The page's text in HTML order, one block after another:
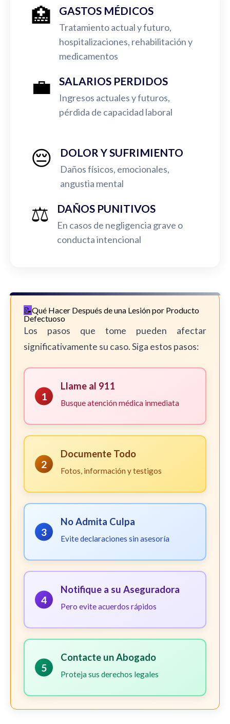
🏥 GASTOS MÉDICOS
Tratamiento actual y futuro,
hospitalizaciones, rehabilitación y
medicamentos
💼 SALARIOS PERDIDOS
Ingresos actuales y futuros,
pérdida de capacidad laboral
😔 DOLOR Y SUFRIMIENTO
Daños físicos, emocionales,
angustia mental
⚖️ DAÑOS PUNITIVOS
En casos de negligencia grave o
conducta intencional
Qué Hacer Después de una Lesión por Producto
Defectuoso
Los pasos que tome pueden afectar
significativamente su caso. Siga estos pasos:
1
Llame al 911
Busque atención médica inmediata
2
Documente Todo
Fotos, información y testigos
3
No Admita Culpa
Evite declaraciones sin asesoría
4
Notifique a su Aseguradora
Pero evite acuerdos rápidos
5
Contacte un Abogado
Proteja sus derechos legales